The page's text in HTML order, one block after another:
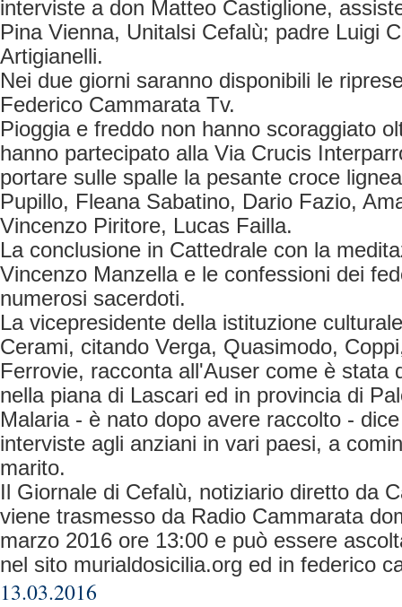
interviste a don Matteo Castiglione,
Pina Vienna, Unitalsi Cefalù; padre Luigi
Artigianelli.
Nei due giorni saranno disponibili le
Federico Cammarata Tv.
Pioggia e freddo non hanno scoraggiato
hanno partecipato alla Via Crucis
portare sulle spalle la pesante croce
Pupillo, Fleana Sabatino, Dario Fazio,
Vincenzo Piritore, Lucas Failla.
La conclusione in Cattedrale con la
Vincenzo Manzella e le confessioni dei
numerosi sacerdoti.
La vicepresidente della istituzione
Cerami, citando Verga, Quasimodo,
Ferrovie, racconta all'Auser come è stata
nella piana di Lascari ed in provincia di
Malaria - è nato dopo avere raccolto -
interviste agli anziani in vari paesi, a
marito.
Il Giornale di Cefalù, notiziario diretto da
viene trasmesso da Radio Cammarata
marzo 2016 ore 13:00 e può essere
nel sito murialdosicilia.org ed in federico
13.03.2016